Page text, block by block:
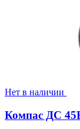
Нет в наличии
Компас ДС